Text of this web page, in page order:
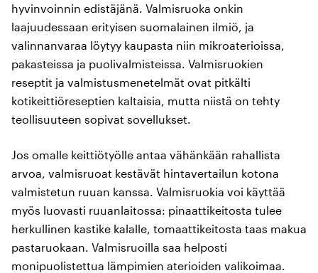
hyvinvoinnin edistäjänä. Valmisruoka onkin
laajuudessaan erityisen suomalainen ilmiö, ja
valinnanvaraa löytyy kaupasta niin mikroaterioissa,
pakasteissa ja puolivalmisteissa. Valmisruokien
reseptit ja valmistusmenetelmät ovat pitkälti
kotikeittiöreseptien kaltaisia, mutta niistä on tehty
teollisuuteen sopivat sovellukset.
Jos omalle keittiötyölle antaa vähänkään rahallista
arvoa, valmisruoat kestävät hintavertailun kotona
valmistetun ruuan kanssa. Valmisruokia voi käyttää
myös luovasti ruuanlaitossa: pinaattikeitosta tulee
herkullinen kastike kalalle, tomaattikeitosta taas makua
pastaruokaan. Valmisruoilla saa helposti
monipuolistettua lämpimien aterioiden valikoimaa.